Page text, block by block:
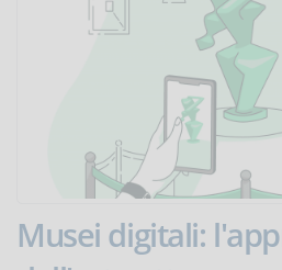
Musei digitali: